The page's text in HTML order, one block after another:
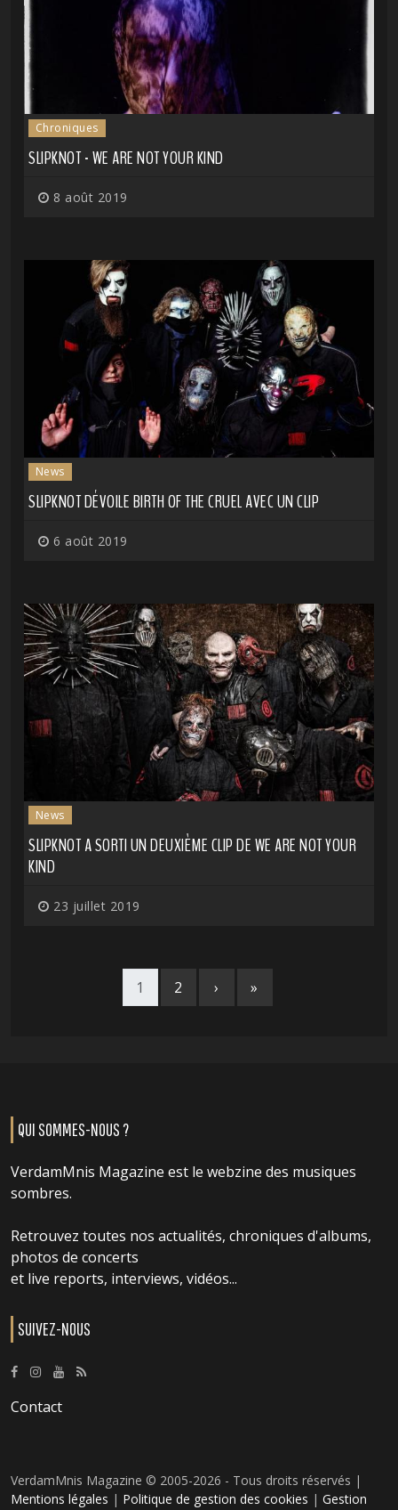
Chroniques
SLIPKNOT - WE ARE NOT YOUR KIND
8 août 2019
News
SLIPKNOT DÉVOILE BIRTH OF THE CRUEL AVEC UN CLIP
6 août 2019
News
SLIPKNOT A SORTI UN DEUXIÈME CLIP DE WE ARE NOT YOUR
KIND
23 juillet 2019
1 2 › »
QUI SOMMES-NOUS ?
VerdamMnis Magazine est le webzine des musiques
sombres.
Retrouvez toutes nos actualités, chroniques d'albums,
photos de concerts
et live reports, interviews, vidéos...
SUIVEZ-NOUS
Contact
VerdamMnis Magazine © 2005-2026 - Tous droits réservés |
Mentions légales | Politique de gestion des cookies | Gestion